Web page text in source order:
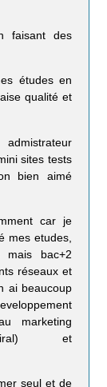
faisant des
études en
qualité et
sites tests
bien aimé
car je
mes etudes,
bac+2
réseaux et
ai beaucoup
marketing
viral) et
seul et de